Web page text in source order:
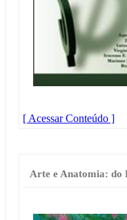
[ Acessar Conteúdo ]
Arte e Anatomia: do